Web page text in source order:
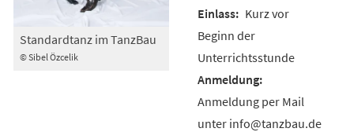
© Sibel Özcelik
Standardtanz im TanzBau
Kurz vor
Beginn der
Unterrichtsstunde
Anmeldung per Mail
unter info@tanzbau.de